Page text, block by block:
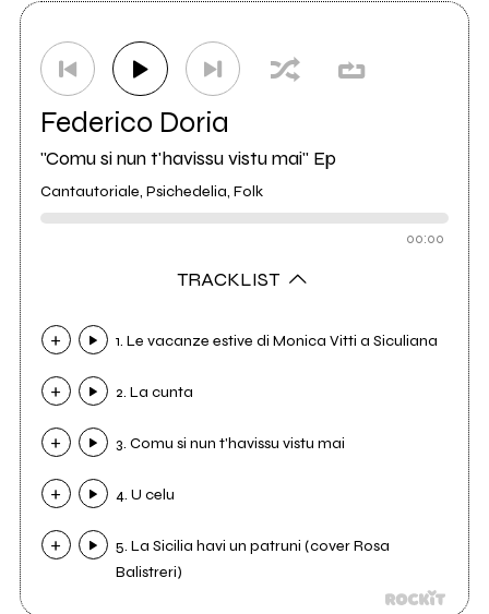
Federico Doria
"Comu si nun t'havissu vistu mai" Ep
Cantautoriale, Psichedelia, Folk
00:00
TRACKLIST
1. Le vacanze estive di Monica Vitti a Siculiana
2. La cunta
3. Comu si nun t'havissu vistu mai
4. U celu
5. La Sicilia havi un patruni (cover Rosa
Balistreri)